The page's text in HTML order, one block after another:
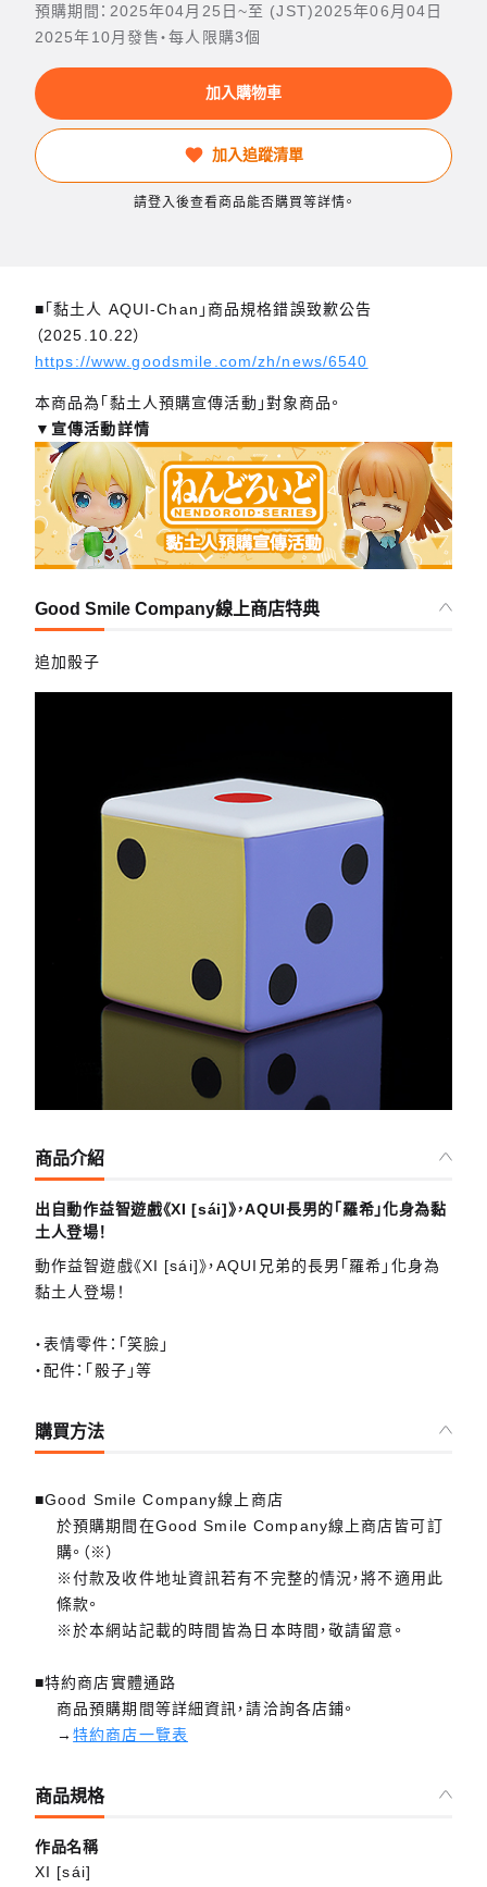
預購期間：2025年04月25日~至 (JST)2025年06月04日
2025年10月發售・每人限購3個
加入購物車
加入追蹤清單
請登入後查看商品能否購買等詳情。
■「黏土人 AQUI-Chan」商品規格錯誤致歉公告
（2025.10.22）
https://www.goodsmile.com/zh/news/6540
本商品為「黏土人預購宣傳活動」對象商品。
▼宣傳活動詳情
Good Smile Company線上商店特典
追加骰子
商品介紹
出自動作益智遊戲《XI [sái]》，AQUI長男的「羅希」化身為黏
土人登場！
動作益智遊戲《XI [sái]》，AQUI兄弟的長男「羅希」化身為
黏土人登場！
・表情零件：「笑臉」
・配件：「骰子」等
購買方法
■Good Smile Company線上商店
於預購期間在Good Smile Company線上商店皆可訂
購。（※）
※付款及收件地址資訊若有不完整的情況，將不適用此
條款。
※於本網站記載的時間皆為日本時間，敬請留意。
■特約商店實體通路
商品預購期間等詳細資訊，請洽詢各店鋪。
→特約商店一覽表
商品規格
作品名稱
XI [sái]